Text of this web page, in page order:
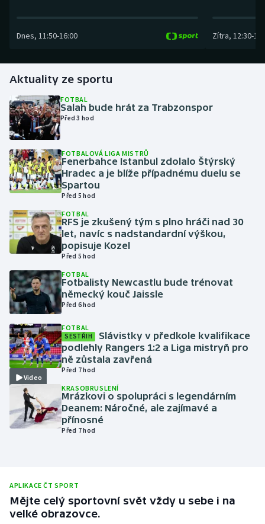
Dostihy
Florbal
Futsal
Golf
Gymnastika
Házená
Jezdectví
Judo
Krasobruslení
Lezení
Lyže a snowboard
Moderní pětiboj
Motorsport
Parasport
Plavání
Dnes, 11:50-16:00 Zítra, 12:30-
Aktuality ze sportu
FOTBAL
Salah bude hrát za Trabzonspor
Před 3 hod
FOTBALOVÁ LIGA MISTRŮ
Fenerbahce Istanbul zdolalo Štýrský
Hradec a je blíže případnému duelu se
Spartou
Před 5 hod
FOTBAL
RFS je zkušený tým s plno hráči nad 30
let, navíc s nadstandardní výškou,
popisuje Kozel
Před 5 hod
FOTBAL
Fotbalisty Newcastlu bude trénovat
německý kouč Jaissle
Před 6 hod
Video
FOTBAL
SESTŘIH
Slávistky v předkole kvalifikace
podlehly Rangers 1:2 a Liga mistryň pro
ně zůstala zavřená
Před 7 hod
KRASOBRUSLENÍ
Mrázkovi o spolupráci s legendárním
Deanem: Náročné, ale zajímavé a
přínosné
Před 7 hod
APLIKACE ČT SPORT
Mějte celý sportovní svět vždy u sebe i na
velké obrazovce.